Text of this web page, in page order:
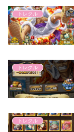
トレクル
トレクル
トレクル